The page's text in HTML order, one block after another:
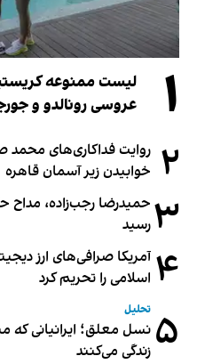
۱
عروسی رونالدو و
۲ خوابیدن زیر آسمان قاهره
۳ حمیدرضا رجب‌زاده، مداح
رسید
۴ آمریکا صرافی‌های ارز
اسلامی را تحریم کرد
۵ تحلیل
نسل معلق؛ ایرانیانی که
زندگی می‌کنند